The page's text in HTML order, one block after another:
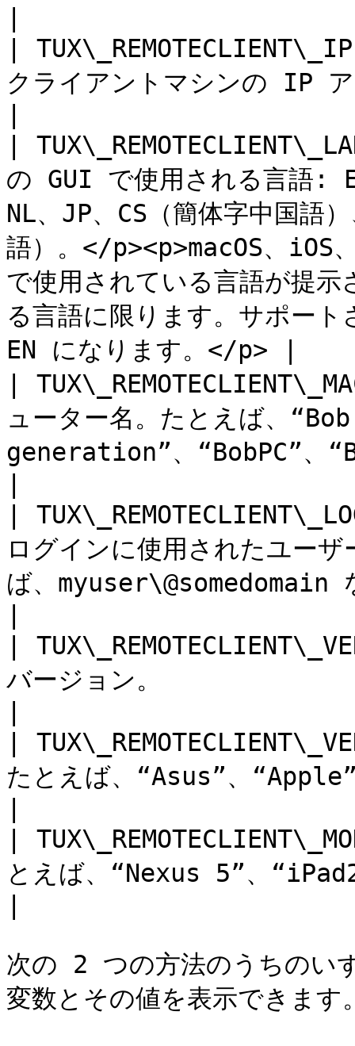
|
クライアントマシンの IP
|
の GUI で使用される言語:
NL、JP、CS（簡体字中国語
語）。</p><p>macOS、
で使用されている言語が提
る言語に限ります。サポー
EN になります。</p> |
|
ューター名。たとえば、
generation”、“BobPC”、
|
ログインに使用されたユー
ば、myuser\@somedomain
|
バージョン。
|
たとえば、“Asus”、
|
とえば、“Nexus 5”、
次の 2 つの方法のうちのい
変数とその値を表示できます